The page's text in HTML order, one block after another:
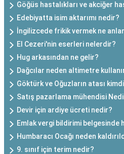
Göğüs hastalıkları ve akciğer
Edebiyatta isim aktarımı nedir?
İngilizcede frikik vermek ne
El Cezeri'nin eserleri nelerdir?
Hug arkasından ne gelir?
Dağcılar neden altimetre
Göktürk ve Oğuzların atası
Satış pazarlama mühendisi
Devir için ardiye ücreti nedir?
Emlak vergi bildirimi belgesinde
Humbaracı Ocağı neden
9. sınıf için terim nedir?